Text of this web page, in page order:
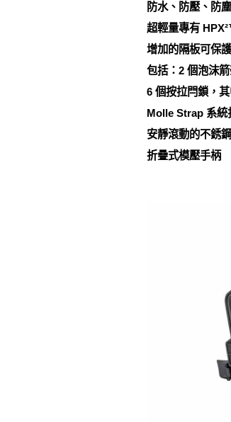
防水、防壓、防塵
超輕量專有
增加的隔板可保
包括：2 個泡沫
6 個按拉閂鎖，
Molle Strap 系統
安靜滾動的不銹
折疊式模壓手柄